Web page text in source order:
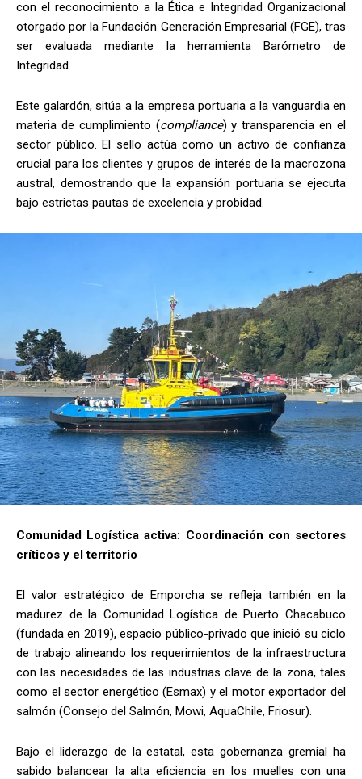
con el reconocimiento a la Ética e Integridad Organizacional
otorgado por la Fundación Generación Empresarial (FGE), tras
ser evaluada mediante la herramienta Barómetro de
Integridad.
Este galardón, sitúa a la empresa portuaria a la vanguardia en
materia de cumplimiento (compliance) y transparencia en el
sector público. El sello actúa como un activo de confianza
crucial para los clientes y grupos de interés de la macrozona
austral, demostrando que la expansión portuaria se ejecuta
bajo estrictas pautas de excelencia y probidad.
Comunidad Logística activa: Coordinación con sectores
críticos y el territorio
El valor estratégico de Emporcha se refleja también en la
madurez de la Comunidad Logística de Puerto Chacabuco
(fundada en 2019), espacio público-privado que inició su ciclo
de trabajo alineando los requerimientos de la infraestructura
con las necesidades de las industrias clave de la zona, tales
como el sector energético (Esmax) y el motor exportador del
salmón (Consejo del Salmón, Mowi, AquaChile, Friosur).
Bajo el liderazgo de la estatal, esta gobernanza gremial ha
sabido balancear la alta eficiencia en los muelles con una